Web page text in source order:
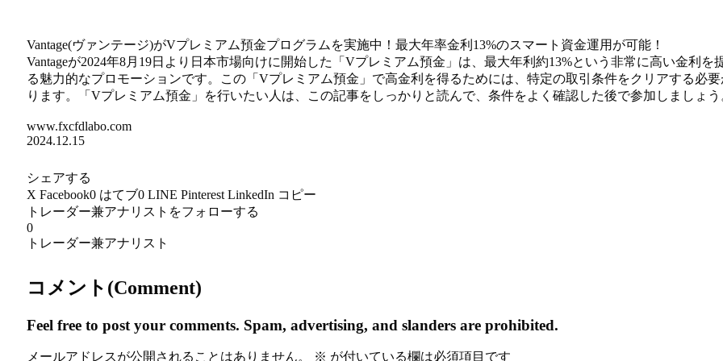
Vantage(ヴァンテージ)がVプレミアム預金プログラムを実施中！最大年率金利13%のスマート資金運用が可能！
Vantageが2024年8月19日より日本市場向けに開始した「Vプレミアム預金」は、最大年利約13%という非常に高い金利を
る魅力的なプロモーションです。この「Vプレミアム預金」で高金利を得るためには、特定の取引条件をクリアする必要
ります。「Vプレミアム預金」を行いたい人は、この記事をしっかりと読んで、条件をよく確認した後で参加しましょう
www.fxcfdlabo.com
2024.12.15
シェアする
X Facebook0 はてブ0 LINE Pinterest LinkedIn コピー
トレーダー兼アナリストをフォローする
0
トレーダー兼アナリスト
コメント(Comment)
Feel free to post your comments. Spam, advertising, and slanders are prohibited.
メールアドレスが公開されることはありません。 ※ が付いている欄は必須項目です